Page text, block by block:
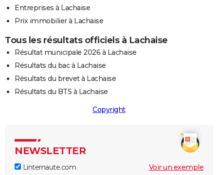
Entreprises à Lachaise
Prix immobilier à Lachaise
Tous les résultats officiels à Lachaise
Résultat municipale 2026 à Lachaise
Résultats du bac à Lachaise
Résultats du brevet à Lachaise
Résultats du BTS à Lachaise
Copyright
NEWSLETTER
Linternaute.com Voir un exemple